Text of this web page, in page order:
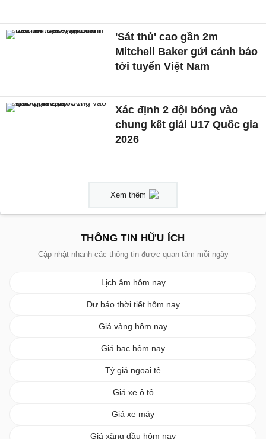
'Sát thủ' cao gần 2m
Mitchell Baker gửi cảnh báo
tới tuyển Việt Nam
Xác định 2 đội bóng vào
chung kết giải U17 Quốc gia
2026
Xem thêm
THÔNG TIN HỮU ÍCH
Cập nhật nhanh các thông tin được quan tâm mỗi ngày
Lịch âm hôm nay
Dự báo thời tiết hôm nay
Giá vàng hôm nay
Giá bạc hôm nay
Tỷ giá ngoại tệ
Giá xe ô tô
Giá xe máy
Giá xăng dầu hôm nay